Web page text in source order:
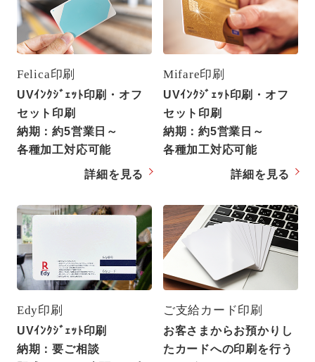
Felica印刷
UVｲﾝｸｼﾞｪｯﾄ印刷・オフ
セット印刷
納期：約5営業日～
各種加工対応可能
詳細を見る
Mifare印刷
UVｲﾝｸｼﾞｪｯﾄ印刷・オフ
セット印刷
納期：約5営業日～
各種加工対応可能
詳細を見る
Edy印刷
UVｲﾝｸｼﾞｪｯﾄ印刷
納期：要ご相談
ご支給カード印刷
お客さまからお預かりし
たカードへの印刷を行う